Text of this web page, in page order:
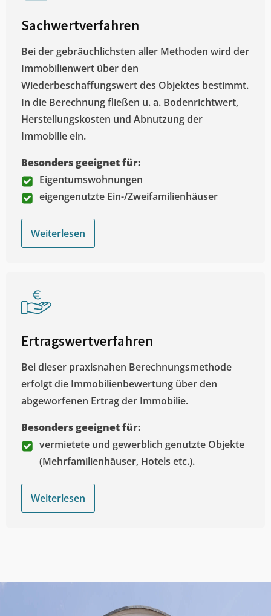
Sachwertverfahren
Bei der gebräuchlichsten aller Methoden wird der
Immobilienwert über den
Wiederbeschaffungswert des Objektes bestimmt.
In die Berechnung fließen u. a. Bodenrichtwert,
Herstellungskosten und Abnutzung der
Immobilie ein.
Besonders geeignet für:
Eigentumswohnungen
eigengenutzte Ein-/Zweifamilienhäuser
Weiterlesen
Ertragswertverfahren
Bei dieser praxisnahen Berechnungsmethode
erfolgt die Immobilienbewertung über den
abgeworfenen Ertrag der Immobilie.
Besonders geeignet für:
vermietete und gewerblich genutzte Objekte
(Mehrfamilienhäuser, Hotels etc.).
Weiterlesen